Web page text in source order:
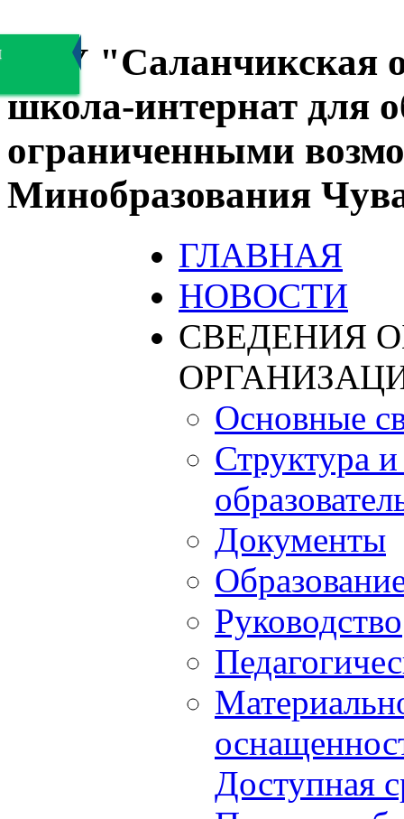
БОУ "Саланчикская
школа-интернат для
ограниченными
Минобразования
ГЛАВНАЯ
НОВОСТИ
СВЕДЕНИЯ
Основные
Структура
Документы
Руководство
Доступная